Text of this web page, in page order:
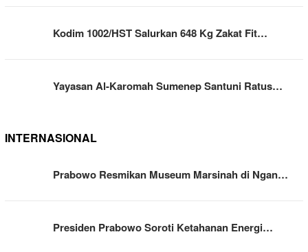
Kodim 1002/HST Salurkan 648 Kg Zakat Fit…
Yayasan Al-Karomah Sumenep Santuni Ratus…
INTERNASIONAL
Prabowo Resmikan Museum Marsinah di Ngan…
Presiden Prabowo Soroti Ketahanan Energi…